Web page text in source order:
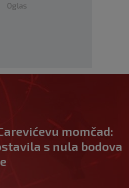
Oglas
momčad:
s nula bodova